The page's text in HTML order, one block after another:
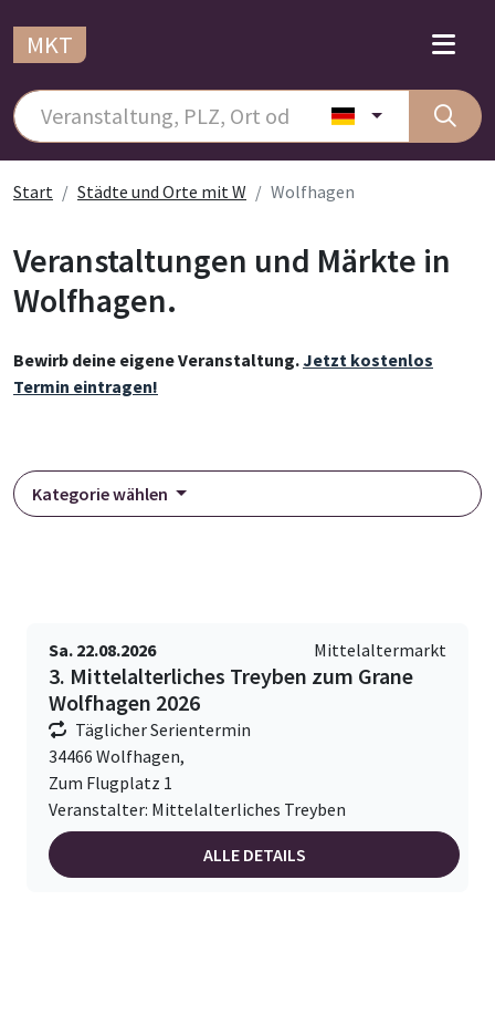
MKT
Start Städte und Orte mit W Wolfhagen
Veranstaltungen und Märkte in
Wolfhagen.
Bewirb deine eigene Veranstaltung.Jetzt kostenlos
Termin eintragen!
Kategorie wählen
Sa. 22.08.2026 Mittelaltermarkt
3. Mittelalterliches Treyben zum Grane
Wolfhagen 2026
Täglicher Serientermin
34466 Wolfhagen,
Zum Flugplatz 1
Veranstalter: Mittelalterliches Treyben
ALLE DETAILS